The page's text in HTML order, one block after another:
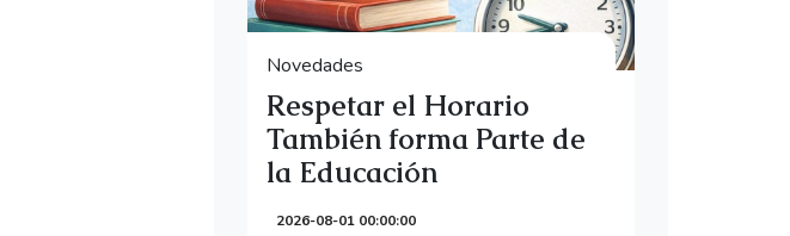
Novedades
Respetar el Horario
También forma Parte de
la Educación
2026-08-01 00:00:00